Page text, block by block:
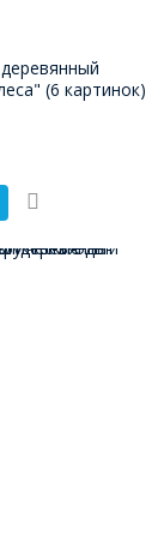
(6 картинок)